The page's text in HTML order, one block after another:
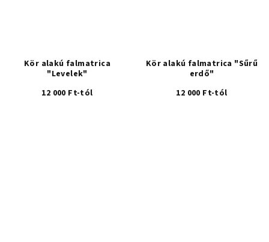
Kör alakú falmatrica
"Levelek"
12 000 Ft-tól
Kör alakú falmatrica "Sűrű
erdő"
12 000 Ft-tól